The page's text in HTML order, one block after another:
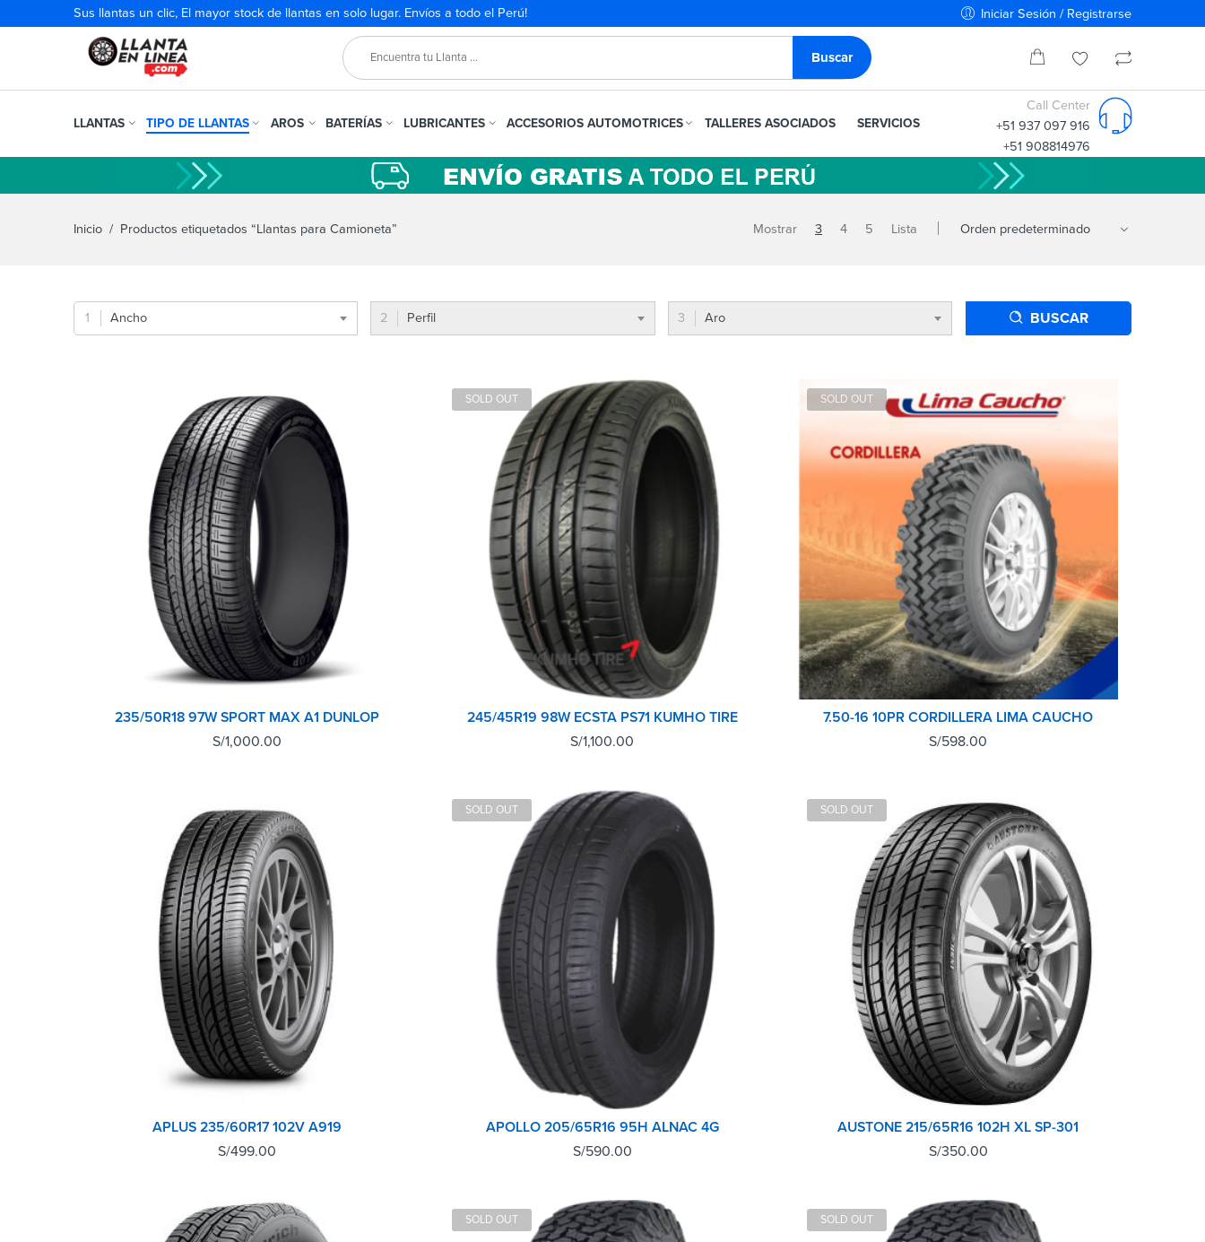
Sus llantas un clic, El mayor stock de llantas en solo lugar. Envíos a todo el Perú! Iniciar Sesión / Registrarse
LLANTAS TIPO DE LLANTAS AROS BATERÍAS LUBRICANTES ACCESORIOS AUTOMOTRICES TALLERES ASOCIADOS SERVICIOS
Call Center
+51 937 097 916
+51 908814976
Inicio / Productos etiquetados “Llantas para Camioneta” Mostrar 3 4 5 Lista
Ancho Perfil Aro BUSCAR
235/50R18 97W SPORT MAX A1 DUNLOP
S/1,000.00
SOLD OUT
245/45R19 98W ECSTA PS71 KUMHO TIRE
S/1,100.00
SOLD OUT
7.50-16 10PR CORDILLERA LIMA CAUCHO
S/598.00
APLUS 235/60R17 102V A919
S/499.00
SOLD OUT
APOLLO 205/65R16 95H ALNAC 4G
S/590.00
SOLD OUT
AUSTONE 215/65R16 102H XL SP-301
S/350.00
SOLD OUT SOLD OUT